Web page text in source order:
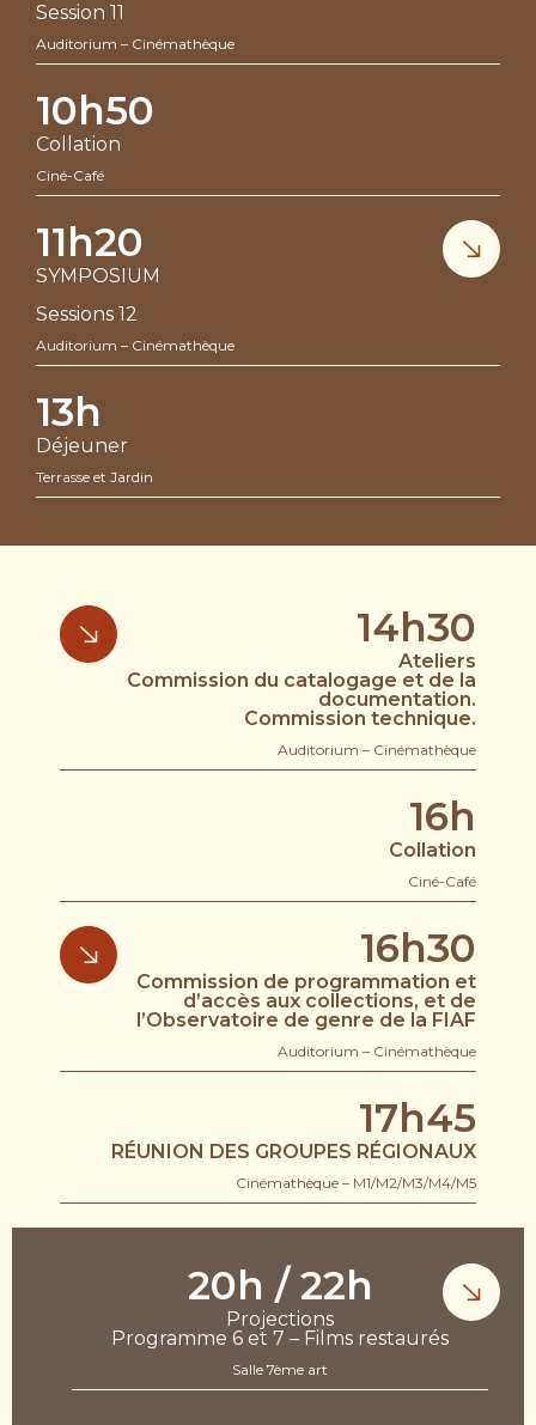
Session 11
Auditorium – Cinémathèque
10h50
Collation
Ciné-Café
11h20
SYMPOSIUM
Sessions 12
Auditorium – Cinémathèque
13h
Déjeuner
Terrasse et Jardin
14h30
Ateliers
Commission du catalogage et de la
documentation.
Commission technique.
Auditorium – Cinémathèque
16h
Collation
Ciné-Café
16h30
Commission de programmation et
d’accès aux collections, et de
l’Observatoire de genre de la FIAF
Auditorium – Cinémathèque
17h45
RÉUNION DES GROUPES RÉGIONAUX
Cinémathèque – M1/M2/M3/M4/M5
20h / 22h
Projections
Programme 6 et 7 – Films restaurés
Salle 7ème art